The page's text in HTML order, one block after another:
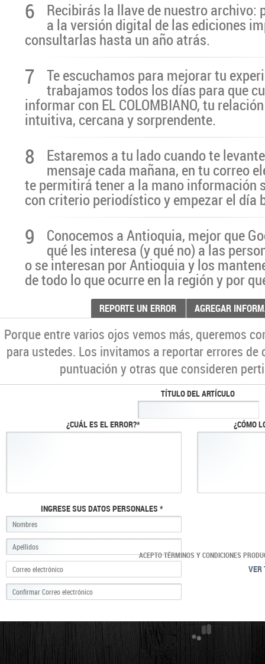
6 Recibirás la llave de nuestro archivo:
a la versión digital de las ediciones
consultarlas hasta un año atrás.
7 Te escuchamos para mejorar tu
trabajamos todos los días para que
informar con EL COLOMBIANO, tu
intuitiva, cercana y sorprendente.
8 Estaremos a tu lado cuando te
mensaje cada mañana, en tu correo
te permitirá tener a la mano información
con criterio periodístico y empezar el día
9 Conocemos a Antioquia, mejor que
qué les interesa (y qué no) a las
o se interesan por Antioquia y los
de todo lo que ocurre en la región y por
REPORTE UN ERROR AGREGAR
Porque entre varios ojos vemos más, queremos
para ustedes. Los invitamos a reportar errores
puntuación y otras que consideren
TÍTULO DEL ARTÍCULO
¿CUÁL ES EL ERROR?* ¿CÓMO
INGRESE SUS DATOS PERSONALES *
ACEPTO TÉRMINOS Y CONDICIONES
VER